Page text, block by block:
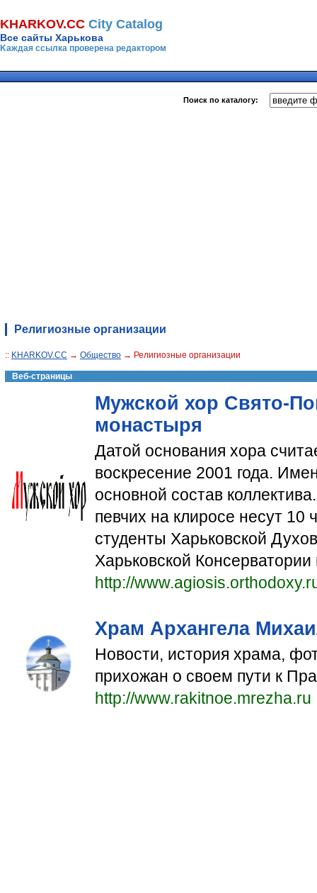
KHARKOV.CC Сity Сatalog
Все сайты Харькова
Kаждая ссылка проверена редактором
Поиск по каталогу:
Религиозные организации
:: KHARKOV.CC → Общество → Религиозные организации
Веб-страницы
Мужской хор Свято-
монастыря
Датой основания хора
воскресение 2001 года.
основной состав
певчих на клиросе несут 10
студенты Харьковской
Харьковской
http://
Храм Архангела
Новости, история храма,
прихожан о своем пути к
http://www.rakitnoe.mrezha.ru